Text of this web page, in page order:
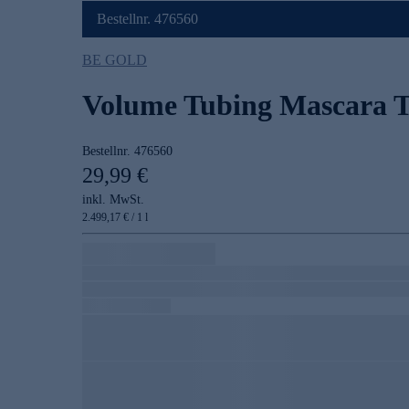
Bestellnr. 476560
BE GOLD
Volume Tubing Mascara
Bestellnr. 476560
29,99 €
inkl. MwSt.
2.499,17 € / 1 l